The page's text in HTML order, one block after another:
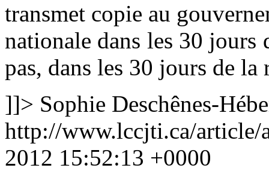
transmet copie au
nationale dans les 30
pas, dans les 30 jours de la
]]> Sophie Deschênes-
http://www.lccjti.ca/article/
2012 15:52:13 +0000